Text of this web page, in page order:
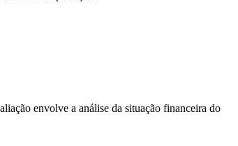
envolve a análise da situação financeira do